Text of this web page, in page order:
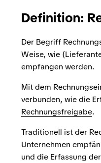
Definition:
Der Begriff
Weise, wie
empfangen werden.
Mit dem
verbunden, wie die
Rechnungsfreigabe.
Traditionell ist der
Unternehmen
und die Erfassung